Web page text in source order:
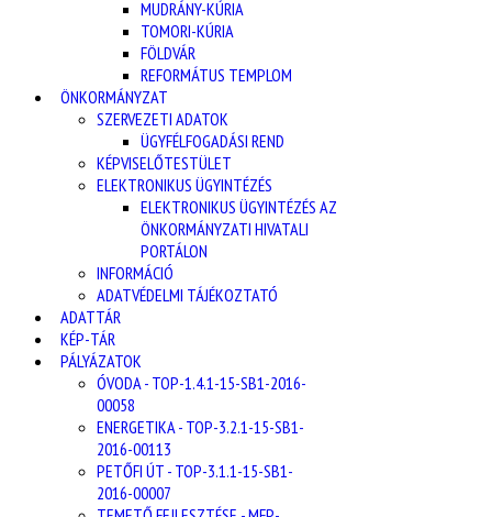
MUDRÁNY-KÚRIA
TOMORI-KÚRIA
FÖLDVÁR
REFORMÁTUS TEMPLOM
ÖNKORMÁNYZAT
SZERVEZETI ADATOK
ÜGYFÉLFOGADÁSI REND
KÉPVISELŐTESTÜLET
ELEKTRONIKUS ÜGYINTÉZÉS
ELEKTRONIKUS ÜGYINTÉZÉS AZ
ÖNKORMÁNYZATI HIVATALI
PORTÁLON
INFORMÁCIÓ
ADATVÉDELMI TÁJÉKOZTATÓ
ADATTÁR
KÉP-TÁR
PÁLYÁZATOK
ÓVODA - TOP-1.4.1-15-SB1-2016-
00058
ENERGETIKA - TOP-3.2.1-15-SB1-
2016-00113
PETŐFI ÚT - TOP-3.1.1-15-SB1-
2016-00007